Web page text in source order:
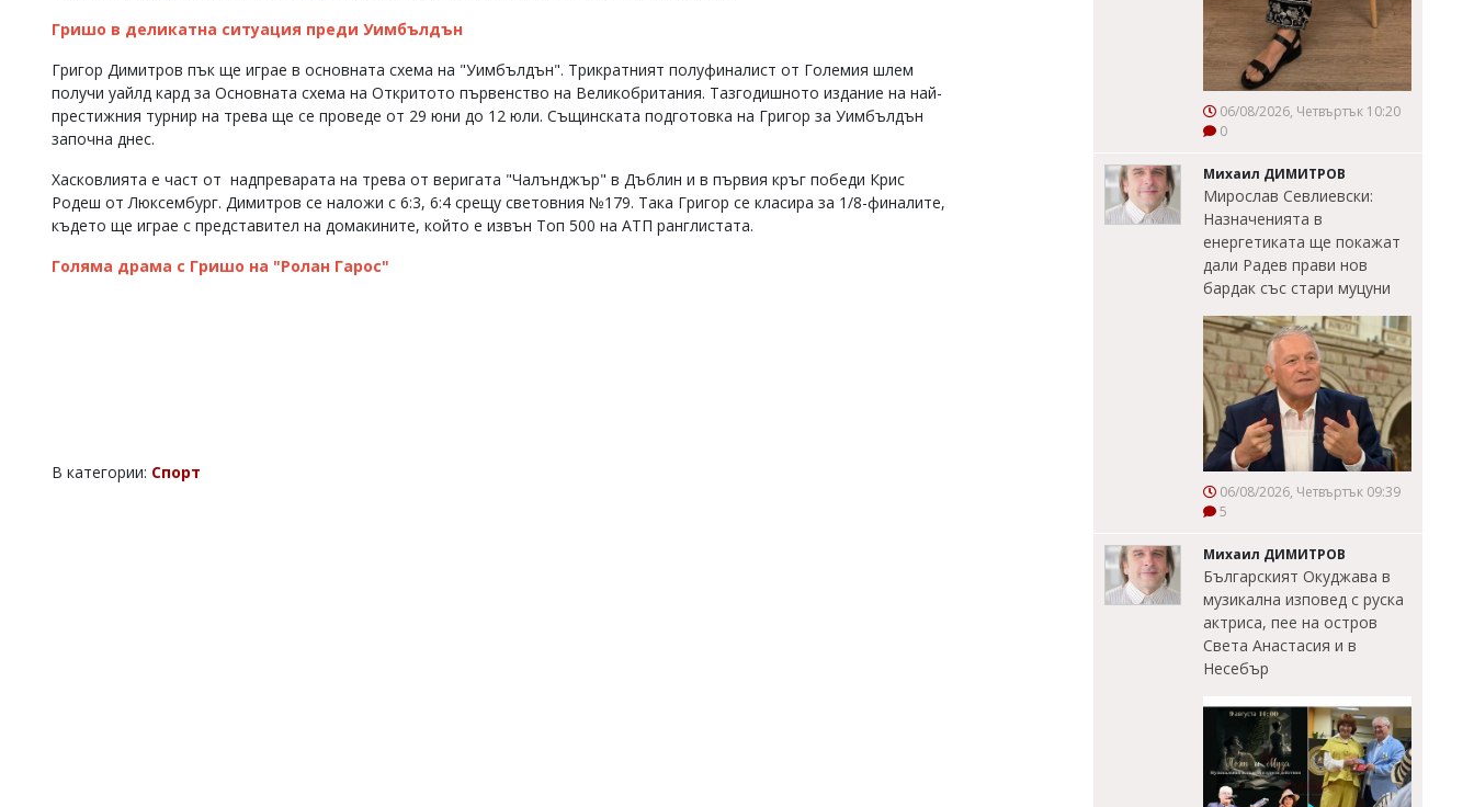
отговорност
откриете
обиден
коментар,
Гришо в деликатна ситуация преди Уимбълдън
Григор Димитров пък ще играе в основната схема на "Уимбълдън". Трикратният полуфиналист от Големия шлем
получи уайлд кард за Основната схема на Откритото първенство на Великобритания. Тазгодишното издание на най-
престижния турнир на трева ще се проведе от 29 юни до 12 юли. Същинската подготовка на Григор за Уимбълдън
започна днес.
Хасковлията е част от надпреварата на трева от веригата "Чалънджър" в Дъблин и в първия кръг победи Крис
Родеш от Люксембург. Димитров се наложи с 6:3, 6:4 срещу световния №179. Така Григор се класира за 1/8-финалите,
където ще играе с представител на домакините, който е извън Топ 500 на АТП ранглистата.
Голяма драма с Гришо на "Ролан Гарос"
В категории: Спорт
06/08/2026, Четвъртък 10:20
0
Михаил ДИМИТРОВ
Мирослав Севлиевски:
Назначенията в
енергетиката ще покажат
дали Радев прави нов
бардак със стари муцуни
06/08/2026, Четвъртък 09:39
5
Михаил ДИМИТРОВ
Българският Окуджава в
музикална изповед с руска
актриса, пее на остров
Света Анастасия и в
Несебър